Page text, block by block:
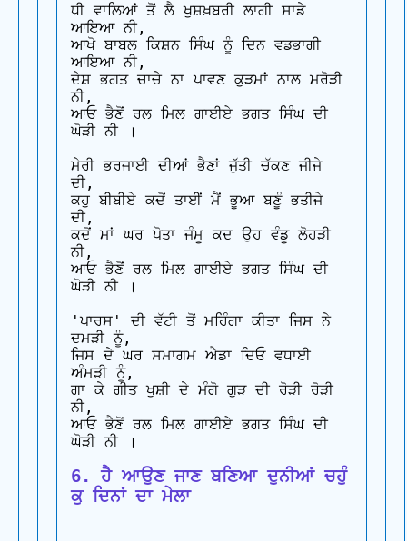
ਧੀ ਵਾਲਿਆਂ ਤੋਂ ਲੈ ਖੁਸ਼ਖ਼ਬਰੀ ਲਾਗੀ ਸਾਡੇ
ਆਇਆ ਨੀ,
ਆਖੋ ਬਾਬਲ ਕਿਸ਼ਨ ਸਿੰਘ ਨੂੰ ਦਿਨ ਵਡਭਾਗੀ
ਆਇਆ ਨੀ,
ਦੇਸ਼ ਭਗਤ ਚਾਚੇ ਨਾ ਪਾਵਣ ਕੁੜਮਾਂ ਨਾਲ ਮਰੋੜੀ
ਨੀ,
ਆਓ ਭੈਣੋਂ ਰਲ ਮਿਲ ਗਾਈਏ ਭਗਤ ਸਿੰਘ ਦੀ
ਘੋੜੀ ਨੀ ।
ਮੇਰੀ ਭਰਜਾਈ ਦੀਆਂ ਭੈਣਾਂ ਜੁੱਤੀ ਚੱਕਣ ਜੀਜੇ
ਦੀ,
ਕਹੁ ਬੀਬੀਏ ਕਦੋਂ ਤਾਈਂ ਮੈਂ ਭੂਆ ਬਣੂੰ ਭਤੀਜੇ
ਦੀ,
ਕਦੋਂ ਮਾਂ ਘਰ ਪੋਤਾ ਜੰਮੂ ਕਦ ਉਹ ਵੰਡੂ ਲੋਹੜੀ
ਨੀ,
ਆਓ ਭੈਣੋਂ ਰਲ ਮਿਲ ਗਾਈਏ ਭਗਤ ਸਿੰਘ ਦੀ
ਘੋੜੀ ਨੀ ।
'ਪਾਰਸ' ਦੀ ਵੱਟੀ ਤੋਂ ਮਹਿੰਗਾ ਕੀਤਾ ਜਿਸ ਨੇ
ਦਮੜੀ ਨੂੰ,
ਜਿਸ ਦੇ ਘਰ ਸਮਾਗਮ ਐਡਾ ਦਿਓ ਵਧਾਈ
ਅੰਮੜੀ ਨੂੰ,
ਗਾ ਕੇ ਗੀਤ ਖੁਸ਼ੀ ਦੇ ਮੰਗੋ ਗੁੜ ਦੀ ਰੋੜੀ ਰੋੜੀ
ਨੀ,
ਆਓ ਭੈਣੋਂ ਰਲ ਮਿਲ ਗਾਈਏ ਭਗਤ ਸਿੰਘ ਦੀ
6. ਹੈ ਆਉਣ ਜਾਣ ਬਣਿਆ ਦੁਨੀਆਂ ਚਹੁੰ
ਕੁ ਦਿਨਾਂ ਦਾ ਮੇਲਾ